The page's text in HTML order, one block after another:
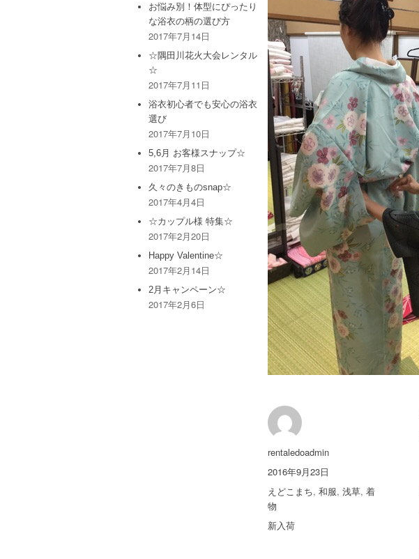
投
稿
rentaledoadmin
投
稿
日:
2016年9月23日
カ
テ
ゴ
リ
えどこまち, 和服, 浅草, 着
物
タ
新入荷
お悩み別！体型にぴったり
な浴衣の柄の選び方
2017年7月14日
☆隅田川花火大会レンタル
☆
2017年7月11日
浴衣初心者でも安心の浴衣
選び
2017年7月10日
5,6月 お客様スナップ☆
2017年7月8日
久々のきものsnap☆
2017年4月4日
☆カップル様 特集☆
2017年2月20日
Happy Valentine☆
2017年2月14日
2月キャンペーン☆
2017年2月6日